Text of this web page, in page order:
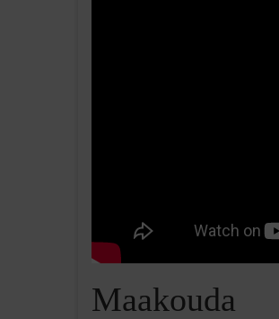
Maakouda